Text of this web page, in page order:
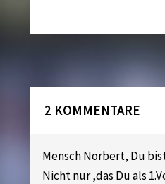
2 KOMMENTARE
Mensch Norbert, Du
Nicht nur ,das Du als